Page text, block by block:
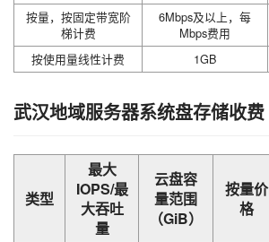
按量，按固定带宽阶
梯计费
6Mbps及以上，每
Mbps费用
按使用量线性计费
1GB
武汉地域服务器系统盘存储收费
类型
最大
IOPS/最
大吞吐
量
云盘容
量范围
（GiB）
按量价
格